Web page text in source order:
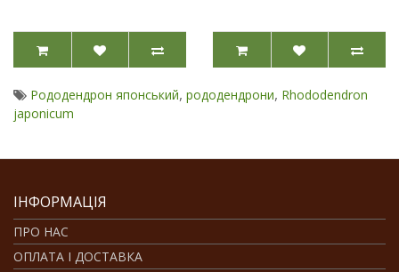
Рододендрон японський, рододендрони, Rhododendron
japonicum
ІНФОРМАЦІЯ
ПРО НАС
ОПЛАТА І ДОСТАВКА